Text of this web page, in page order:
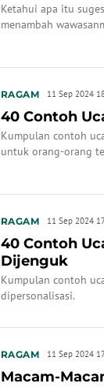
Ketahui apa itu
menambah
RAGAM 11 Sep 2024
40 Contoh
Kumpulan contoh
untuk orang-orang
RAGAM 11 Sep 2024
40 Contoh
Dijenguk
Kumpulan contoh
dipersonalisasi.
RAGAM 11 Sep 2024
Macam-